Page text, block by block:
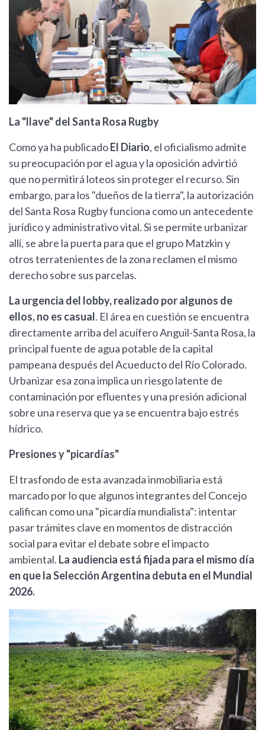
La "llave" del Santa Rosa Rugby
Como ya ha publicadoEl Diario, el oficialismo admite
su preocupación por el agua y la oposición advirtió
que no permitirá loteos sin proteger el recurso. Sin
embargo, para los "dueños de la tierra", la autorización
del Santa Rosa Rugby funciona como un antecedente
jurídico y administrativo vital. Si se permite urbanizar
allí, se abre la puerta para que el grupo Matzkin y
otros terratenientes de la zona reclamen el mismo
derecho sobre sus parcelas.
La urgencia del lobby, realizado por algunos de
ellos, no es casual. El área en cuestión se encuentra
directamente arriba del acuífero Anguil-Santa Rosa, la
principal fuente de agua potable de la capital
pampeana después del Acueducto del Río Colorado.
Urbanizar esa zona implica un riesgo latente de
contaminación por efluentes y una presión adicional
sobre una reserva que ya se encuentra bajo estrés
hídrico.
Presiones y "picardías"
El trasfondo de esta avanzada inmobiliaria está
marcado por lo que algunos integrantes del Concejo
califican como una "picardía mundialista": intentar
pasar trámites clave en momentos de distracción
social para evitar el debate sobre el impacto
ambiental. La audiencia está fijada para el mismo día
en que la Selección Argentina debuta en el Mundial
2026.